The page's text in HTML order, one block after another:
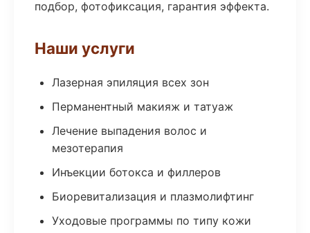
подбор, фотофиксация, гарантия эффекта.
Наши услуги
Лазерная эпиляция всех зон
Перманентный макияж и татуаж
Лечение выпадения волос и
мезотерапия
Инъекции ботокса и филлеров
Биоревитализация и плазмолифтинг
Уходовые программы по типу кожи